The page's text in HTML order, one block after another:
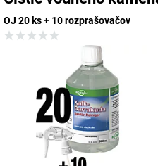
OJ 20 ks + 10 rozprašovačov